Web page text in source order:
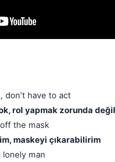
don't have to act
rol yapmak zorunda değil
the mask
maskeyi çıkarabilirim
lonely man